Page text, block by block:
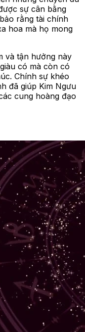
sự cân bằng
rằng tài chính
hoa mà họ mong
và tận hưởng này
có mà còn có
Chính sự khéo
đã giúp Kim Ngưu
cung hoàng đạo